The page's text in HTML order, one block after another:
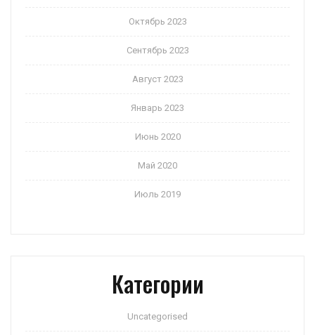
Октябрь 2023
Сентябрь 2023
Август 2023
Январь 2023
Июнь 2020
Май 2020
Июль 2019
Категории
Uncategorised